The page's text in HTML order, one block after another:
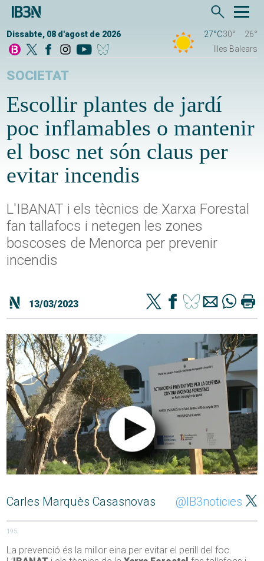
Dissabte, 08 d'agost de 2026 27°C30°
26°
Illes Balears
SOCIETAT
Escollir plantes de jardí
poc inflamables o mantenir
el bosc net són claus per
evitar incendis
L'IBANAT i els tècnics de Xarxa Forestal
fan tallafocs i netegen les zones
boscoses de Menorca per prevenir
incendis
13/03/2023
Carles Marquès Casasnovas @IB3noticies
195
La prevenció és la millor eina per evitar el perill del foc.